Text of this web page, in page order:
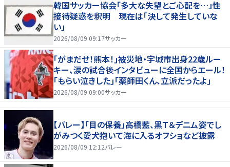
韓国サッカー協会「多大な失望とご心配を…」性
接待疑惑を釈明 現在は「決して発生していな
い」
2026/08/09 09:17サッカー
｢がまだせ！熊本！｣被災地・宇城市出身22歳ルー
キー、涙の試合後インタビューに全国からエール！
｢もらい泣きした｣｢薬師田くん、立派だったよ｣
2026/08/09 09:00サッカー
【バレー】「目の保養」高橋藍、黒Ｔ＆デニム姿でし
がみつく愛犬抱いて海に入るオフショなど披露
2026/08/09 12:12バレー